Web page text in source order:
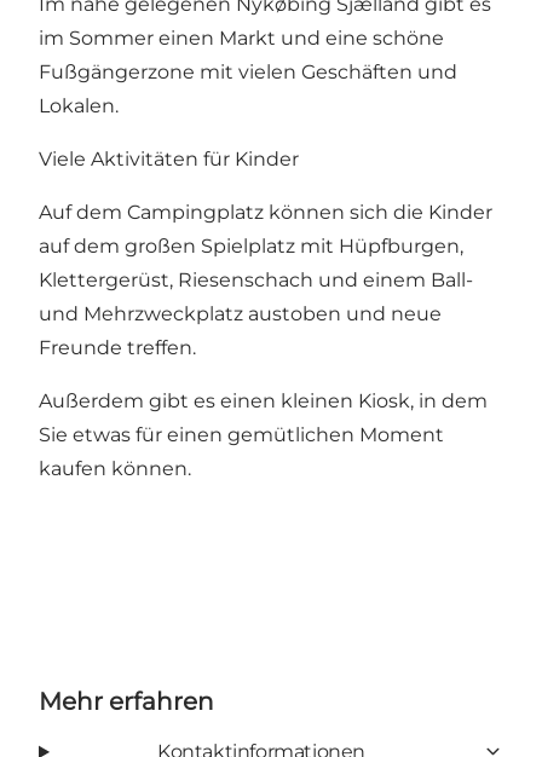
im Sommer einen Markt und eine schöne
Fußgängerzone mit vielen Geschäften und
Lokalen.
Viele Aktivitäten für Kinder
Auf dem Campingplatz können sich die Kinder
auf dem großen Spielplatz mit Hüpfburgen,
Klettergerüst, Riesenschach und einem Ball-
und Mehrzweckplatz austoben und neue
Freunde treffen.
Außerdem gibt es einen kleinen Kiosk, in dem
Sie etwas für einen gemütlichen Moment
kaufen können.
Mehr erfahren
Kontaktinformationen